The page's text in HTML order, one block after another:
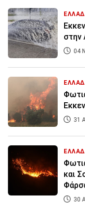
στην
04
31
και
30